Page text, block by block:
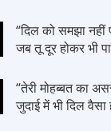
“दिल को समझा नहीं
जब तू दूर होकर भी
“तेरी मोहब्बत का
जुदाई में भी दिल वैसा